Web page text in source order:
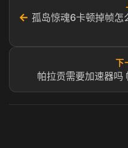
← 孤岛惊魂6卡顿掉帧怎
下
帕拉贡需要加速器吗